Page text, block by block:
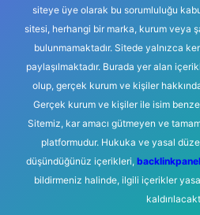
siteye üye olarak bu sorumluluğu
sitesi, herhangi bir marka, kurum veya
bulunmamaktadır. Sitede yalnızca
paylaşılmaktadır. Burada yer alan
olup, gerçek kurum ve kişiler
Gerçek kurum ve kişiler ile isim
Sitemiz, kar amacı gütmeyen ve
platformudur. Hukuka ve yasal
düşündüğünüz içerikleri,
bildirmeniz halinde, ilgili içerikler